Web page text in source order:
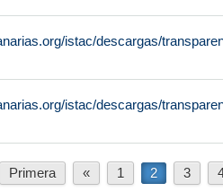
istac/descargas/
istac/descargas/
Primera « 1 2 3